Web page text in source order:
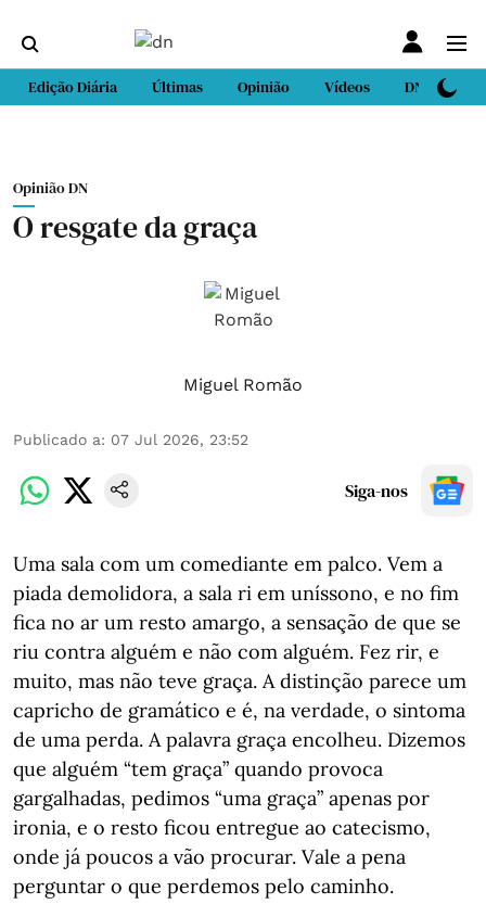
Edição Diária Últimas Opinião Vídeos DN Sport
Opinião DN
O resgate da graça
Miguel Romão
Publicado a: 07 Jul 2026, 23:52
Siga-nos
Uma sala com um comediante em palco. Vem a
piada demolidora, a sala ri em uníssono, e no fim
fica no ar um resto amargo, a sensação de que se
riu contra alguém e não com alguém. Fez rir, e
muito, mas não teve graça. A distinção parece um
capricho de gramático e é, na verdade, o sintoma
de uma perda. A palavra graça encolheu. Dizemos
que alguém “tem graça” quando provoca
gargalhadas, pedimos “uma graça” apenas por
ironia, e o resto ficou entregue ao catecismo,
onde já poucos a vão procurar. Vale a pena
perguntar o que perdemos pelo caminho.